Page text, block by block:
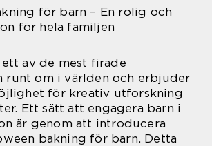
för barn – En rolig och
för hela familjen
av de mest firade
runt om i världen och erbjuder
för kreativ utforskning
Ett sätt att engagera barn i
är genom att introducera
bakning för barn. Detta